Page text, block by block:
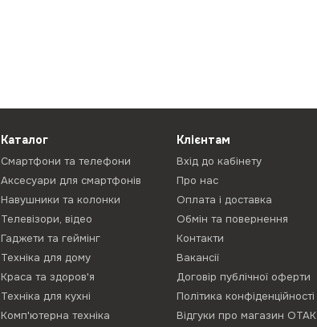
Каталог
Смартфони та телефони
Аксесуари для смартфонів
Навушники та колонки
Телевізори, відео
Гаджети та геймінг
Техніка для дому
Краса та здоров'я
Техніка для кухні
Комп'ютерна техніка
Клієнтам
Вхід до кабінету
Про нас
Оплата і доставка
Обмін та повернення
Контакти
Вакансії
Договір публічної оферти
Політика конфіденційності
Відгуки про магазин ОТАК